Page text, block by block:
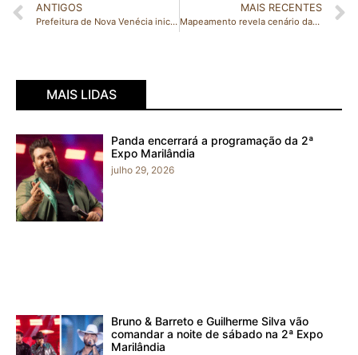
ANTIGOS
Prefeitura de Nova Venécia iniciará fiscalização de terrenos baldios no município
MAIS RECENTES
Mapeamento revela cenário das startups capixabas
MAIS LIDAS
Panda encerrará a programação da 2ª
Expo Marilândia
julho 29, 2026
Bruno & Barreto e Guilherme Silva vão
comandar a noite de sábado na 2ª Expo
Marilândia